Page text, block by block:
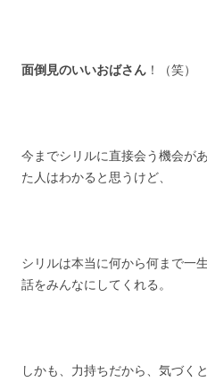
面倒見のいいおばさん ！（笑）
今までシリルに直接会う機会が
た人はわかると思うけど、
シリルは本当に何から何まで一
話をみんなにしてくれる。
しかも、力持ちだから、気づく